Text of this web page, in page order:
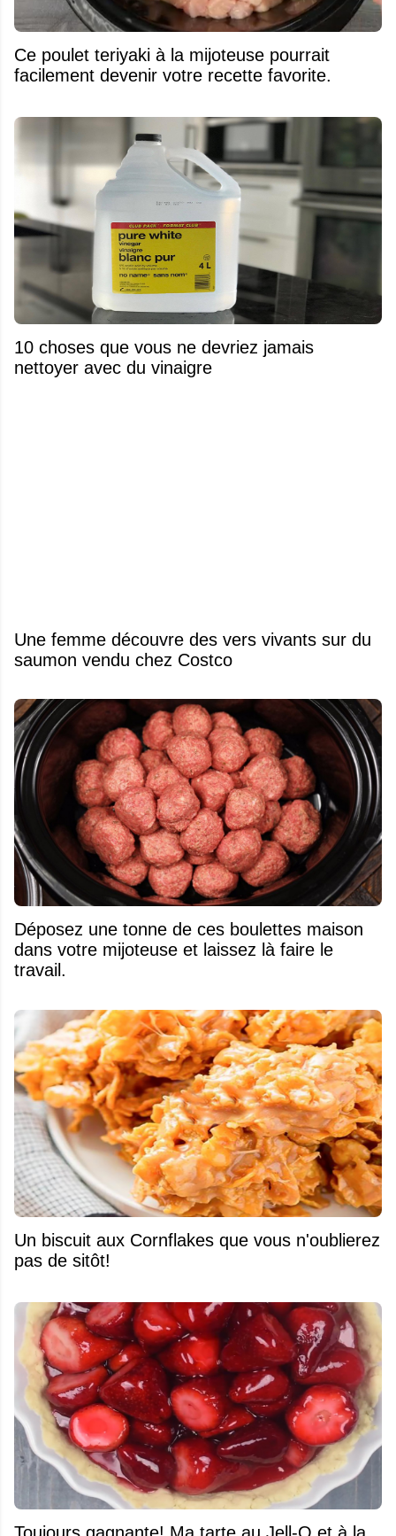
Ce poulet teriyaki à la mijoteuse pourrait
facilement devenir votre recette favorite.
10 choses que vous ne devriez jamais
nettoyer avec du vinaigre
Une femme découvre des vers vivants sur du
saumon vendu chez Costco
Déposez une tonne de ces boulettes maison
dans votre mijoteuse et laissez là faire le
travail.
Un biscuit aux Cornflakes que vous n'oublierez
pas de sitôt!